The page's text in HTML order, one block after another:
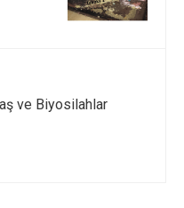
ve Biyosilahlar